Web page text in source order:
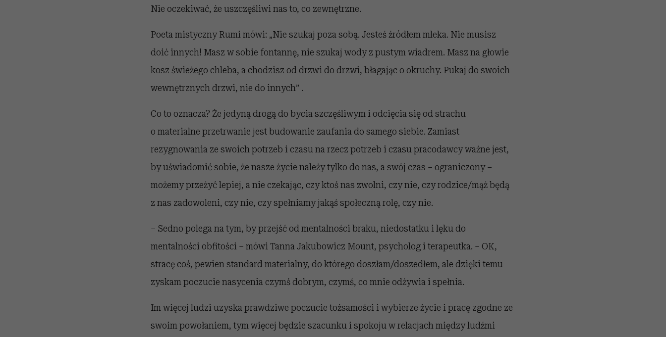
Nie oczekiwać, że uszczęśliwi nas to, co zewnętrzne.
Poeta mistyczny Rumi mówi: „Nie szukaj poza sobą. Jesteś źródłem mleka. Nie musisz
doić innych! Masz w sobie fontannę, nie szukaj wody z pustym wiadrem. Masz na głowie
kosz świeżego chleba, a chodzisz od drzwi do drzwi, błagając o okruchy. Pukaj do swoich
wewnętrznych drzwi, nie do innych” .
Co to oznacza? Że jedyną drogą do bycia szczęśliwym i odcięcia się od strachu
o materialne przetrwanie jest budowanie zaufania do samego siebie. Zamiast
rezygnowania ze swoich potrzeb i czasu na rzecz potrzeb i czasu pracodawcy ważne jest,
by uświadomić sobie, że nasze życie należy tylko do nas, a swój czas – ograniczony –
możemy przeżyć lepiej, a nie czekając, czy ktoś nas zwolni, czy nie, czy rodzice/mąż będą
z nas zadowoleni, czy nie, czy spełniamy jakąś społeczną rolę, czy nie.
– Sedno polega na tym, by przejść od mentalności braku, niedostatku i lęku do
mentalności obfitości – mówi Tanna Jakubowicz Mount, psycholog i terapeutka. – OK,
stracę coś, pewien standard materialny, do którego doszłam/doszedłem, ale dzięki temu
zyskam poczucie nasycenia czymś dobrym, czymś, co mnie odżywia i spełnia.
Im więcej ludzi uzyska prawdziwe poczucie tożsamości i wybierze życie i pracę zgodne ze
swoim powołaniem, tym więcej będzie szacunku i spokoju w relacjach między ludźmi